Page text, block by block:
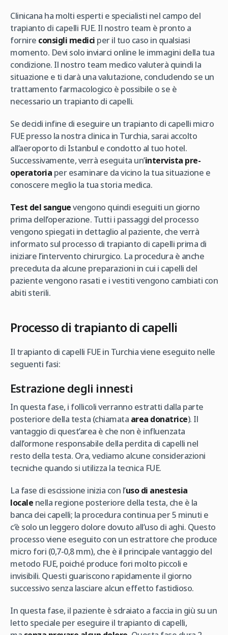
Clinicana ha molti esperti e specialisti nel campo del
trapianto di capelli FUE. Il nostro team è pronto a
fornire consigli medici per il tuo caso in qualsiasi
momento. Devi solo inviarci online le immagini della tua
condizione. Il nostro team medico valuterà quindi la
situazione e ti darà una valutazione, concludendo se un
trattamento farmacologico è possibile o se è
necessario un trapianto di capelli.
Se decidi infine di eseguire un trapianto di capelli micro
FUE presso la nostra clinica in Turchia, sarai accolto
all’aeroporto di Istanbul e condotto al tuo hotel.
Successivamente, verrà eseguita un’intervista pre-
operatoria per esaminare da vicino la tua situazione e
conoscere meglio la tua storia medica.
Test del sanguevengono quindi eseguiti un giorno
prima dell’operazione. Tutti i passaggi del processo
vengono spiegati in dettaglio al paziente, che verrà
informato sul processo di trapianto di capelli prima di
iniziare l’intervento chirurgico. La procedura è anche
preceduta da alcune preparazioni in cui i capelli del
paziente vengono rasati e i vestiti vengono cambiati con
abiti sterili.
Processo di trapianto di capelli
Il trapianto di capelli FUE in Turchia viene eseguito nelle
seguenti fasi:
Estrazione degli innesti
In questa fase, i follicoli verranno estratti dalla parte
posteriore della testa (chiamata area donatrice). Il
vantaggio di quest’area è che non è influenzata
dall’ormone responsabile della perdita di capelli nel
resto della testa. Ora, vediamo alcune considerazioni
tecniche quando si utilizza la tecnica FUE.
La fase di escissione inizia con l’uso di anestesia
locale nella regione posteriore della testa, che è la
banca dei capelli; la procedura continua per 5 minuti e
c’è solo un leggero dolore dovuto all’uso di aghi. Questo
processo viene eseguito con un estrattore che produce
micro fori (0,7-0,8 mm), che è il principale vantaggio del
metodo FUE, poiché produce fori molto piccoli e
invisibili. Questi guariscono rapidamente il giorno
successivo senza lasciare alcun effetto fastidioso.
In questa fase, il paziente è sdraiato a faccia in giù su un
letto speciale per eseguire il trapianto di capelli,